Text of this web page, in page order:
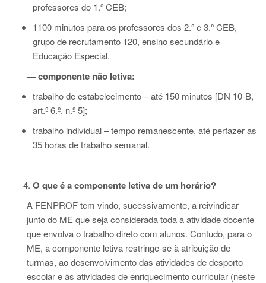
professores do 1.º CEB;
1100 minutos para os professores dos 2.º e 3.º CEB,
grupo de recrutamento 120, ensino secundário e
Educação Especial.
— componente não letiva:
trabalho de estabelecimento – até 150 minutos [DN 10-B,
art.º 6.º, n.º 5];
trabalho individual – tempo remanescente, até perfazer as
35 horas de trabalho semanal.
O que é a componente letiva de um horário?
A FENPROF tem vindo, sucessivamente, a reivindicar
junto do ME que seja considerada toda a atividade docente
que envolva o trabalho direto com alunos. Contudo, para o
ME, a componente letiva restringe-se à atribuição de
turmas, ao desenvolvimento das atividades de desporto
escolar e às atividades de enriquecimento curricular (neste